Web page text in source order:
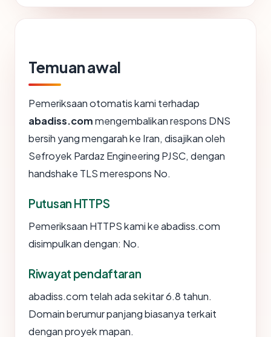
Temuan awal
Pemeriksaan otomatis kami terhadap
abadiss.commengembalikan respons DNS
bersih yang mengarah ke Iran, disajikan oleh
Sefroyek Pardaz Engineering PJSC, dengan
handshake TLS merespons No.
Putusan HTTPS
Pemeriksaan HTTPS kami ke abadiss.com
disimpulkan dengan: No.
Riwayat pendaftaran
abadiss.com telah ada sekitar 6.8 tahun.
Domain berumur panjang biasanya terkait
dengan proyek mapan.